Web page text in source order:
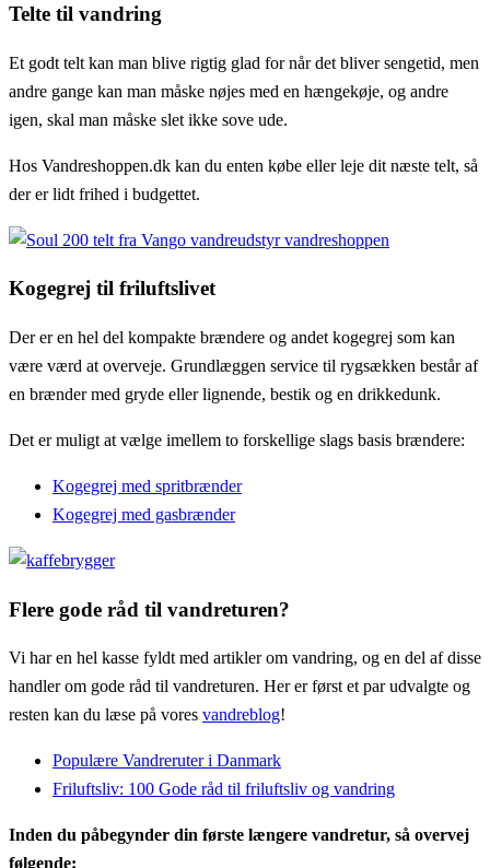
Telte til vandring
Et godt telt kan man blive rigtig glad for når det bliver sengetid, men
andre gange kan man måske nøjes med en hængekøje, og andre
igen, skal man måske slet ikke sove ude.
Hos Vandreshoppen.dk kan du enten købe eller leje dit næste telt, så
der er lidt frihed i budgettet.
Kogegrej til friluftslivet
Der er en hel del kompakte brændere og andet kogegrej som kan
være værd at overveje. Grundlæggen service til rygsækken består af
en brænder med gryde eller lignende, bestik og en drikkedunk.
Det er muligt at vælge imellem to forskellige slags basis brændere:
Kogegrej med spritbrænder
Kogegrej med gasbrænder
Flere gode råd til vandreturen?
Vi har en hel kasse fyldt med artikler om vandring, og en del af disse
handler om gode råd til vandreturen. Her er først et par udvalgte og
resten kan du læse på vores vandreblog!
Populære Vandreruter i Danmark
Friluftsliv: 100 Gode råd til friluftsliv og vandring
Inden du påbegynder din første længere vandretur, så overvej
følgende: